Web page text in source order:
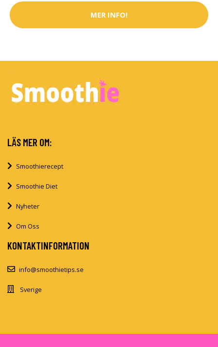
MER INFO!
LÄS MER OM:
Smoothierecept
Smoothie Diet
Nyheter
Om Oss
KONTAKTINFORMATION
info@smoothietips.se
Sverige